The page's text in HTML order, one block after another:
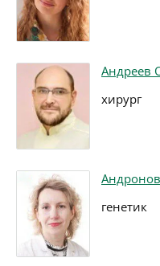
Андреев
хирург
генетик